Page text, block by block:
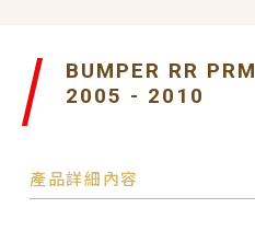
BUMPER RR PRM
2005 - 2010
產品詳細內容